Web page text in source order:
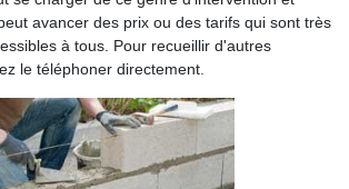
avancer des prix ou des tarifs qui sont très
à tous. Pour recueillir d'autres
le téléphoner directement.